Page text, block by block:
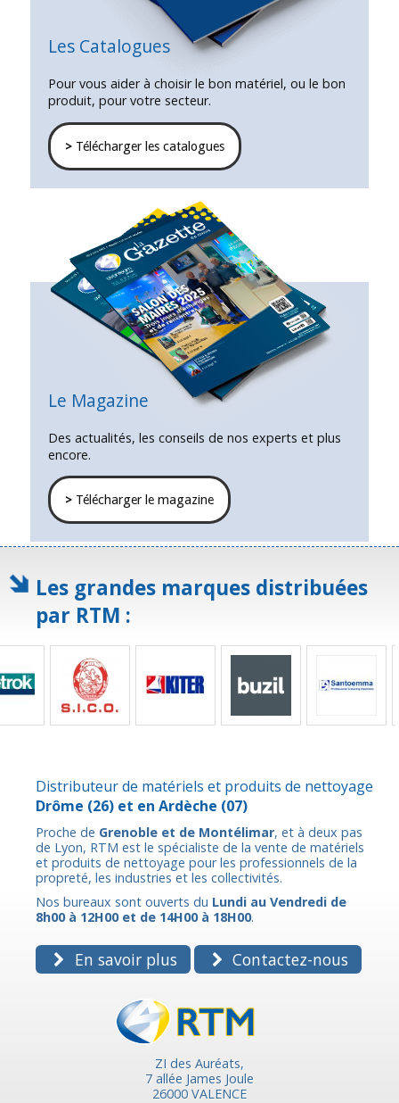
Les Catalogues
Pour vous aider à choisir le bon matériel, ou le bon
produit, pour votre secteur.
>Télécharger les catalogues
Le Magazine
Des actualités, les conseils de nos experts et plus
encore.
>Télécharger le magazine
Les grandes marques distribuées
par RTM :
Distributeur de matériels et produits de nettoyage
Drôme (26) et en Ardèche (07)
Proche de Grenoble et de Montélimar, et à deux pas
de Lyon, RTM est le spécialiste de la vente de matériels
et produits de nettoyage pour les professionnels de la
propreté, les industries et les collectivités.
Nos bureaux sont ouverts du Lundi au Vendredi de
8h00 à 12H00 et de 14H00 à 18H00.
En savoir plus Contactez-nous
ZI des Auréats,
7 allée James Joule
26000 VALENCE